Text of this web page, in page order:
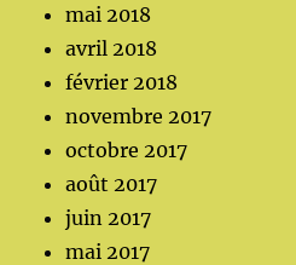
mai 2018
avril 2018
février 2018
novembre 2017
octobre 2017
août 2017
juin 2017
mai 2017